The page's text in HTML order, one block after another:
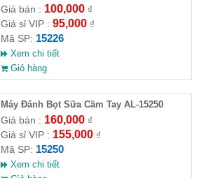
Giá bán : 100,000₫
Giá sỉ VIP : 95,000₫
Mã SP: 15226
Xem chi tiết
Giỏ hàng
Máy Đánh Bọt Sữa Cầm Tay AL-15250
Giá bán : 160,000₫
Giá sỉ VIP : 155,000₫
Mã SP: 15250
Xem chi tiết